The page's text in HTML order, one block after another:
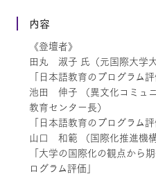
内容
《登壇者》
田丸 淑子 氏（元国際大学
「日本語教育のプログラム
池田 伸子 （異文化コミュ
教育センター長）
「日本語教育のプログラム
山口 和範 （国際化推進機
「大学の国際化の観点から
ログラム評価」